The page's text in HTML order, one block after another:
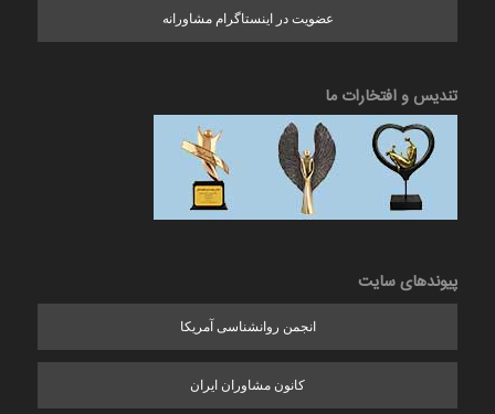
عضویت در اینستاگرام مشاورانه
تندیس و افتخارات ما
پیوندهای سایت
انجمن روانشناسی آمریکا
کانون مشاوران ایران